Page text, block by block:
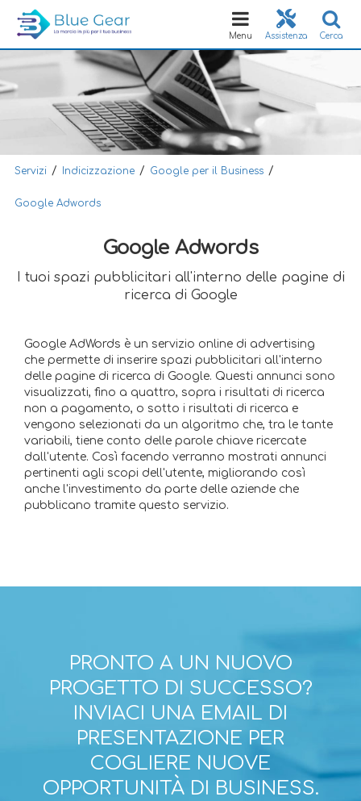
Cerca
Assistenza
Toggle
navigation
Menu
Servizi / Indicizzazione / Google per il Business /
Google Adwords
Google Adwords
I tuoi spazi pubblicitari all'interno delle pagine di
ricerca di Google
Google AdWords è un servizio online di advertising
che permette di inserire spazi pubblicitari all'interno
delle pagine di ricerca di Google. Questi annunci sono
visualizzati, fino a quattro, sopra i risultati di ricerca
non a pagamento, o sotto i risultati di ricerca e
vengono selezionati da un algoritmo che, tra le tante
variabili, tiene conto delle parole chiave ricercate
dall'utente. Così facendo verranno mostrati annunci
pertinenti agli scopi dell'utente, migliorando così
anche l'investimento da parte delle aziende che
pubblicano tramite questo servizio.
PRONTO A UN NUOVO
PROGETTO DI SUCCESSO?
INVIACI UNA EMAIL DI
PRESENTAZIONE PER
COGLIERE NUOVE
OPPORTUNITÀ DI BUSINESS.